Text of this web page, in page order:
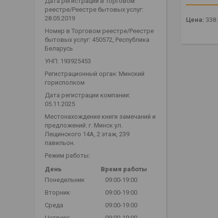
Цена: 338
реестре/Реестре бытовых услуг:
28.05.2019
Номер в Торговом реестре/Реестре
бытовых услуг: 450572, Республика
Беларусь
УНП: 193925453
Регистрационный орган: Минский
горисполком
Дата регистрации компании:
05.11.2025
Местонахождение книги замечаний и
предложений: г. Минск ул.
Лещинского 14А, 2 этаж, 239
павильон.
Режим работы:
День
Время работы
Понедельник
09:00-19:00
Вторник
09:00-19:00
Среда
09:00-19:00